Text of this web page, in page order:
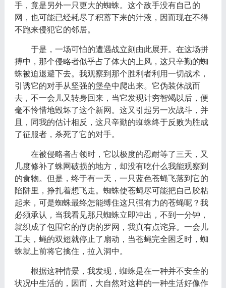
手，竟是另外一只更大的蜘蛛。这个敌手没有自己的
网，也可能已经耗尽了积蓄下来的汁液，因而现在不得
不跑来侵犯它的邻居。
于是，一场可怕的遭遇战立刻由此展开。在这场拼
搏中，那个侵略者似乎占了体大的上风，这只辛勤的蜘
蛛被迫退避下去。我观察到那个胜利者利用一切战术，
引诱它的对手从坚强的堡垒中爬出来。它伪装休战而
去，不一会儿又转身回来，当它发现计穷智竭以后，便
毫不怜惜地毁坏了这个新网。这又引起另一次战斗，并
且，同我的估计相反，这只辛勤的蜘蛛终于反败为胜成
了征服者，杀死了它的对手。
在被侵略者占领时，它以极度的忍耐等了三天，又
几度修补了蛛网破损的地方，却没有吃什么我能观察到
的食物。但是，终于有一天，一只蓝色苍蝇飞落到它的
陷阱里，挣扎着想飞走。蜘蛛使苍蝇尽可能把自己胶粘
起来，可是蜘蛛最终怎能缚住这只强有力的苍蝇呢？我
必须承认，当我看见那只蜘蛛立即冲出，不到一分钟，
就织成了包围它的俘虏的罗网，我真有点诧异。一会儿
工夫，蝇的双翅就停止了扇动，当苍蝇完全困乏时，蜘
蛛就上前将它擒住，拉入洞中。
根据这种情景，我发现，蜘蛛是在一种并不安全的
状况中生活的，因而，大自然对这样的一种生活好像作